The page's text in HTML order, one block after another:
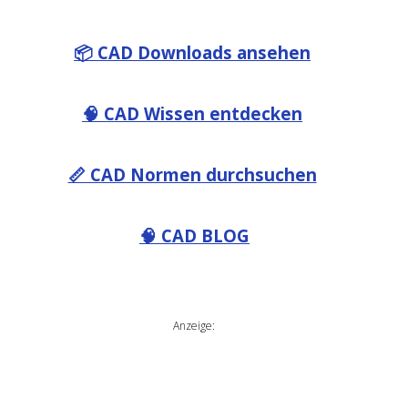
📦 CAD Downloads ansehen
🧠 CAD Wissen entdecken
📏 CAD Normen durchsuchen
🧠 CAD BLOG
Anzeige: